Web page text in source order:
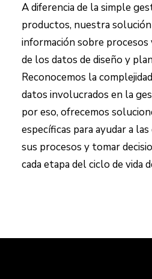
A diferencia de la simple
productos, nuestra
información sobre procesos
de los datos de diseño y
Reconocemos la
datos involucrados en la
por eso, ofrecemos
específicas para ayudar a
sus procesos y tomar
cada etapa del ciclo de vida